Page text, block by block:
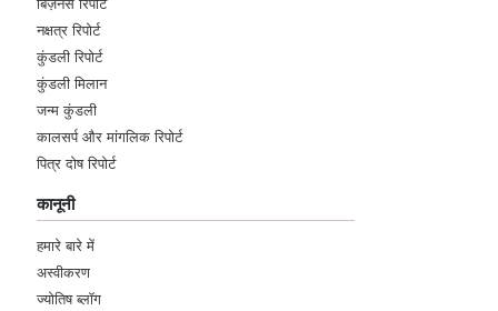
बिज़नस रिपोर्ट
नक्षत्र रिपोर्ट
कुंडली रिपोर्ट
कुंडली मिलान
जन्म कुंडली
कालसर्प और मांगलिक रिपोर्ट
पित्र दोष रिपोर्ट
कानूनी
हमारे बारे में
अस्वीकरण
ज्योतिष ब्लॉग